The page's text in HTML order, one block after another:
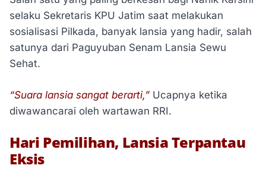
selaku Sekretaris KPU Jatim saat melakukan
sosialisasi Pilkada, banyak lansia yang hadir, salah
satunya dari Paguyuban Senam Lansia Sewu
Sehat.
“Suara lansia sangat berarti,” Ucapnya ketika
diwawancarai oleh wartawan RRI.
Hari Pemilihan, Lansia Terpantau
Eksis